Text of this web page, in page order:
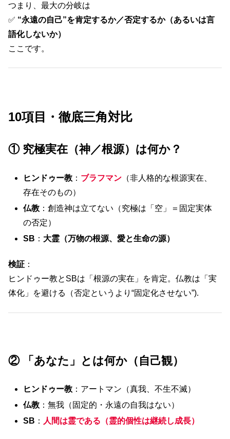
つまり、最大の分岐は
✅ “永遠の自己”を肯定するか／否定するか（あるいは言
語化しないか）
ここです。
10項目・徹底三角対比
① 究極実在（神／根源）は何か？
ヒンドゥー教 ： ブラフマン （非人格的な根源実在、
存在そのもの）
仏教 ：創造神は立てない（究極は「空」＝固定実体
の否定）
SB ： 大霊（万物の根源、愛と生命の源）
検証 ：
ヒンドゥー教とSBは「根源の実在」を肯定。仏教は「実
体化」を避ける（否定というより“固定化させない”).
② 「あなた」とは何か（自己観）
ヒンドゥー教 ：アートマン（真我、不生不滅）
仏教 ：無我（固定的・永遠の自我はない）
SB ： 人間は霊である（霊的個性は継続し成長）